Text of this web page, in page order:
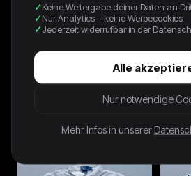
Keine Weitergabe deiner Daten an
Nur Analytics – keine Werbecookies
Jederzeit widerrufbar in der
Alle
Nur notwendige
Mehr Infos in unserer